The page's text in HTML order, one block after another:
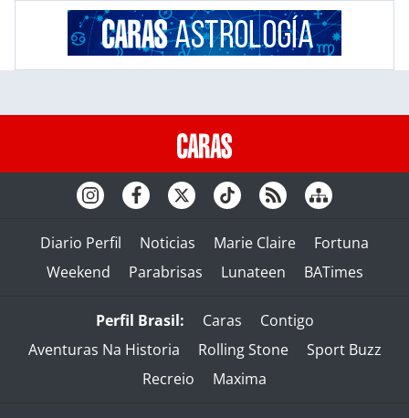
Diario Perfil Noticias Marie Claire
Fortuna
Weekend
Parabrisas Lunateen BATimes
Perfil Brasil: Caras
Contigo
Aventuras Na Historia
Rolling Stone
Sport Buzz
Recreio
Maxima